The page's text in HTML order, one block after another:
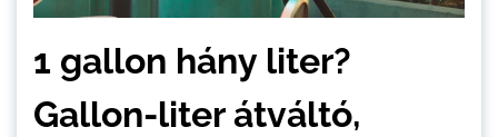
1 gallon hány liter?
Gallon-liter átváltó,